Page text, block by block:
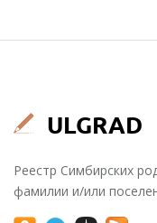
Реестр Симбирских
фамилии и/или